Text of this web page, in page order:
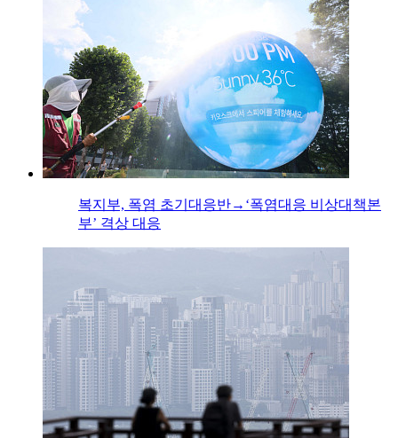
복지부, 폭염 초기대응반→‘폭염대응 비상대책본
부’ 격상 대응